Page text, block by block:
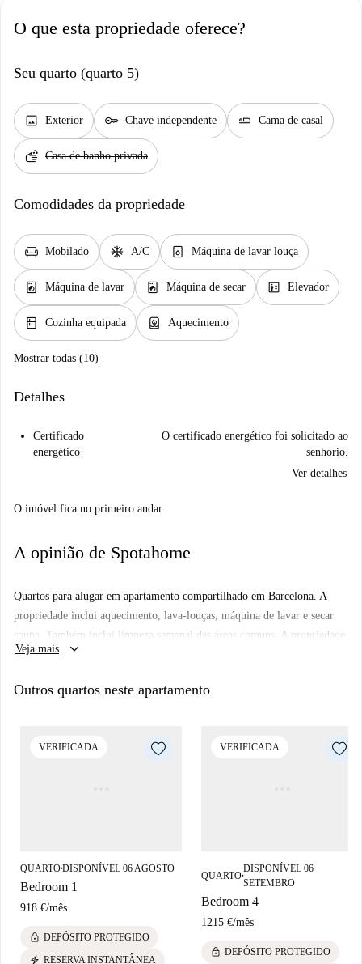
O que esta propriedade oferece?
Seu quarto (quarto 5)
image Exterior key Chave independente airline_seat_flat Cama de casal
soap Casa de banho privada
Comodidades da propriedade
chair Mobilado ac_unit A/C dishwasher_gen Máquina de lavar louça
local_laundry_service Máquina de lavar local_laundry_service Máquina de secar elevator Elevador
kitchen Cozinha equipada water_heater Aquecimento
Mostrar todas (10)
Detalhes
Certificado
energético
O certificado energético foi solicitado ao
senhorio.
Ver detalhes
O imóvel fica no primeiro andar
A opinião de Spotahome
Quartos para alugar em apartamento compartilhado em Barcelona. A
propriedade inclui aquecimento, lava-louças, máquina de lavar e secar
roupa. Também inclui limpeza semanal das áreas comuns. A propriedade
também tem ferro de passar e aspirador de pó. Lençóis e toalhas são
Veja mais keyboard_arrow_down
Outros quartos neste apartamento
VERIFICADA
QUARTO■DISPONÍVEL 06 AGOSTO
Bedroom 1
918 €/mês
lock DEPÓSITO PROTEGIDO
electric_bolt RESERVA INSTANTÂNEA
VERIFICADA
QUARTO■
DISPONÍVEL 06
SETEMBRO
Bedroom 4
1215 €/mês
lock DEPÓSITO PROTEGIDO